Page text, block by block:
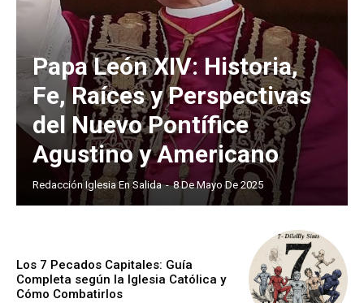
Papa León XIV: Historia,
Fe, Raíces y Perspectivas
del Nuevo Pontífice
Agustino y Americano
Redacción Iglesia En Salida - 8 De Mayo De 2025
Los 7 Pecados Capitales: Guía
Completa según la Iglesia Católica y
Cómo Combatirlos